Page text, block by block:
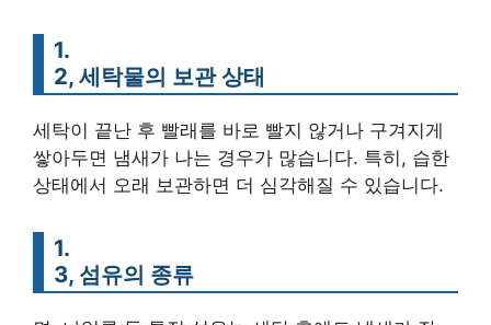
1.
2, 세탁물의 보관 상태
세탁이 끝난 후 빨래를 바로 빨지 않거나 구겨지게
쌓아두면 냄새가 나는 경우가 많습니다. 특히, 습한
상태에서 오래 보관하면 더 심각해질 수 있습니다.
1.
3, 섬유의 종류